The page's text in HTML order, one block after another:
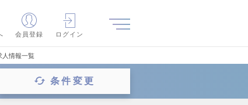
会員登録 ログイン
人情報一覧
条件変更